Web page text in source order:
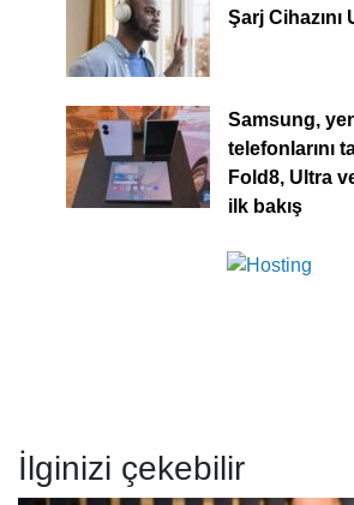
Şarj
Samsung,
telefonlarını
Fold8, Ultra
ilk bakış
İlginizi çekebilir